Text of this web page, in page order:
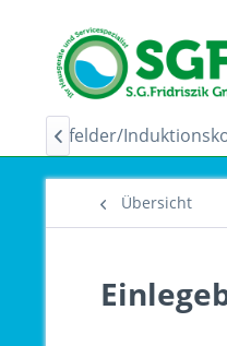
Ceranfelder/

Übersicht